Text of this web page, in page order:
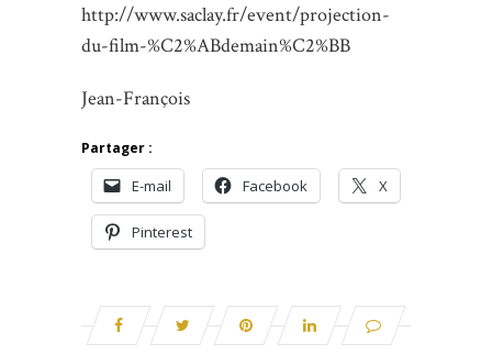
http://www.saclay.fr/event/projection-
du-film-%C2%ABdemain%C2%BB
Jean-François
Partager :
E-mail Facebook X
Pinterest